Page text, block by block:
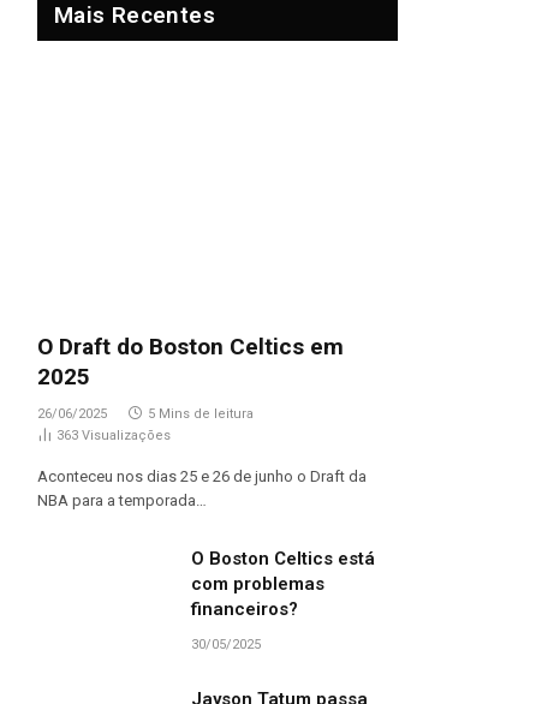
Mais Recentes
O Draft do Boston Celtics em
2025
26/06/2025
5 Mins de leitura
363 Visualizações
Aconteceu nos dias 25 e 26 de junho o Draft da
NBA para a temporada…
O Boston Celtics está
com problemas
financeiros?
30/05/2025
Jayson Tatum passa